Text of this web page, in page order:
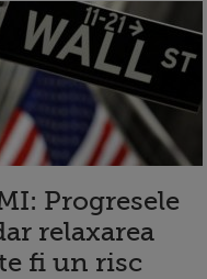
Progresele
relaxarea
fi un risc